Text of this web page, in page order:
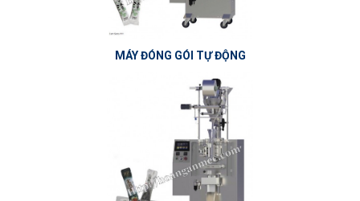
MÁY ĐÓNG GÓI TỰ ĐỘNG